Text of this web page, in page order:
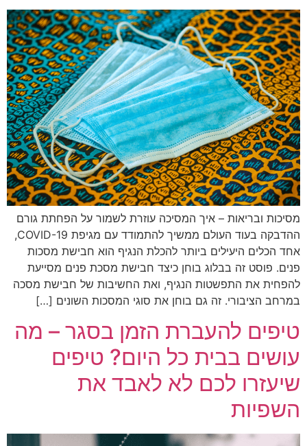
מסיכות ובריאות – איך המסיכה עוזרת לשמור על הפחתת גורם
ההדבקה בעוד העולם ממשיך להתמודד עם מגיפת COVID-19,
אחד הכלים היעילים ביותר להכלת הנגיף הוא חבישת מסכות
פנים. פוסט זה בבלוג בוחן כיצד חבישת מסכת פנים מסייעת
להפחית את התפשטות הנגיף, ואת החשיבות של חבישת מסכה
במרחב הציבורי. זה גם בוחן את סוגי המסכות השונים […]
טיפים להעברת הזמן בסגר – מה
עושים בבית כל היום? טיפים
שיעזרו לכם לא לאבד את
השפיות